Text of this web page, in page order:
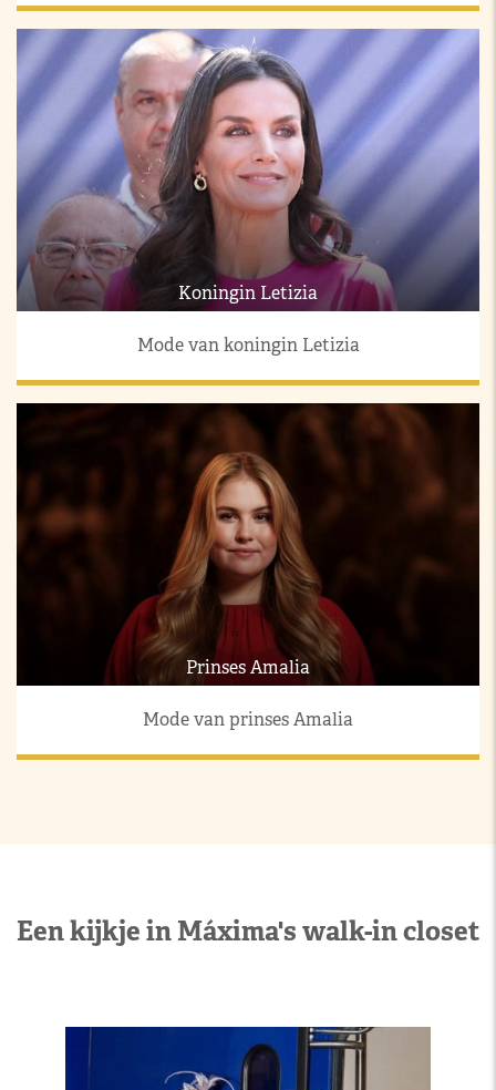
Koningin Letizia
Mode van koningin Letizia
Prinses Amalia
Mode van prinses Amalia
Een kijkje in Máxima's walk-in closet